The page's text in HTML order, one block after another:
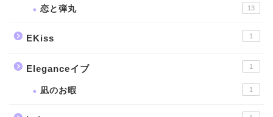
恋と弾丸 13
EKiss 1
Eleganceイブ 1
凪のお暇 1